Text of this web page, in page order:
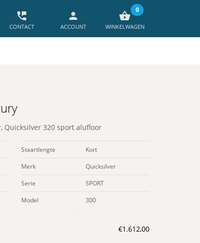
perm_phone_msg
CONTACT
person
ACCOUNT
shopping_basket
WINKELWAGEN
0
, Quicksilver 320 sport alufloor
Staartlengte
Kort
Merk
Quicksilver
Serie
SPORT
Model
300
€1.612,00